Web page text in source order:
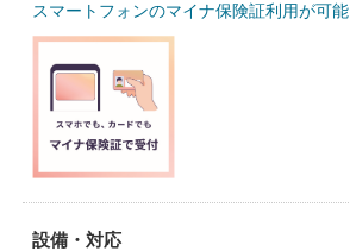
スマートフォンのマイナ保険証利用が可能
設備・対応